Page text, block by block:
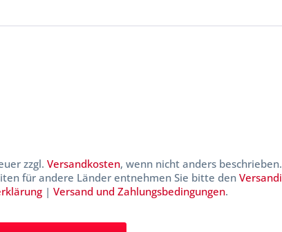
zzgl. Versandkosten, wenn nicht anders beschrieben.
für andere Länder entnehmen Sie bitte den
| Versand und Zahlungsbedingungen.